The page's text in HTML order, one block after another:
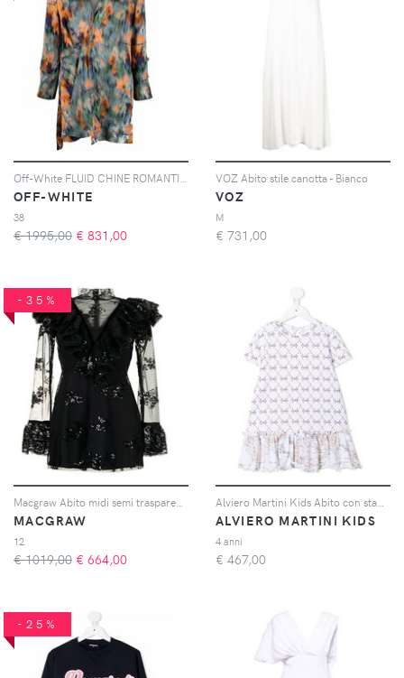
OFF-WHITE
38
€ 1995,00 € 831,00
VOZ Abito stile canotta - Bianco
VOZ
M
€ 731,00
-35%
MACGRAW
12
€ 1019,00 € 664,00
ALVIERO MARTINI KIDS
4 anni
€ 467,00
-25%